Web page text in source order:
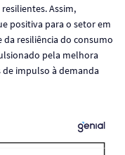
Assim,
positiva para o setor em
resiliência do consumo
pela melhora
impulso à demanda